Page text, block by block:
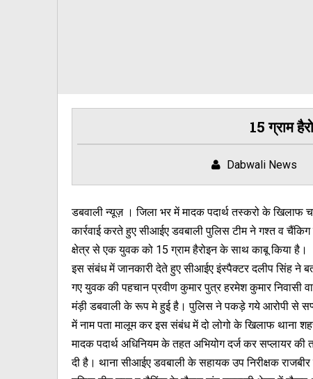
15 ग्राम
Dabwali News
डबवाली न्यूज़ । जिला भर में मादक पदार्थ तस्करो के खिलाफ
कार्रवाई करते हुए सीआईए डवबाली पुलिस टीम ने गश्त व
क्षेत्र से एक युवक को 15 ग्राम हैरोइन के साथ काबू किया है।
इस संबंध में जानकारी देते हुए सीआईए इंस्पैक्टर दलीप सिंह ने
गए युवक की पहचान प्रवीण कुमार पुत्र हरमेश कुमार निवासी
मंड़ी डबवाली के रूप मे हुई है। पुलिस ने पकड़े गये आरोपी से
में नाम पता मालूम कर इस संबंध में दो लोगो के खिलाफ थाना
मादक पदार्थ अधिनियम के तहत अभियोग दर्ज कर सप्लायर
दी है। थाना सीआईए डवबाली के सहायक उप निरीक्षक